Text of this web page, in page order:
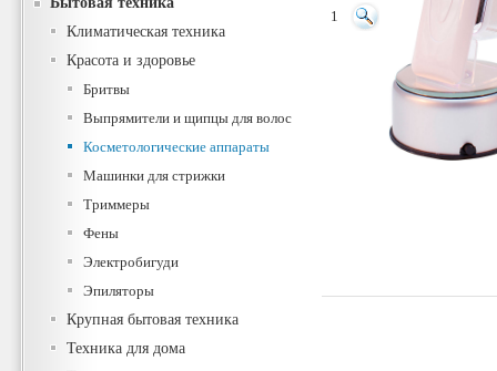
Климатическая техника
Красота и здоровье
Бритвы
Выпрямители и щипцы для волос
Косметологические аппараты
Машинки для стрижки
Триммеры
Фены
Электробигуди
Эпиляторы
Крупная бытовая техника
Техника для дома
1